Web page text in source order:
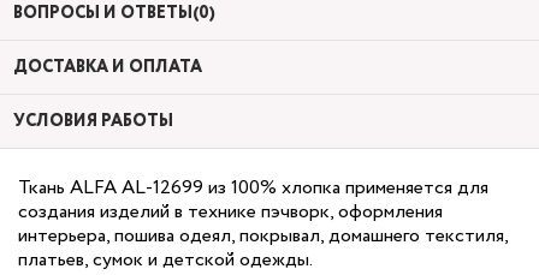
ВОПРОСЫ И ОТВЕТЫ(0)
ДОСТАВКА И ОПЛАТА
УСЛОВИЯ РАБОТЫ
Ткань ALFA AL-12699 из 100% хлопка применяется для
создания изделий в технике пэчворк, оформления
интерьера, пошива одеял, покрывал, домашнего текстиля,
платьев, сумок и детской одежды.